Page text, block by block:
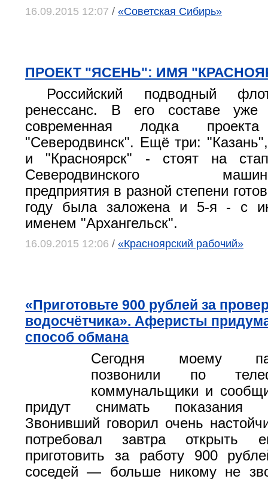
16.09.2015 12:07 / «Советская Сибирь»
ПРОЕКТ "ЯСЕНЬ": ИМЯ
Российский подводный
ренессанс. В его составе уже
современная лодка
"Северодвинск". Ещё три:
и "Красноярск" - стоят на
Северодвинского
предприятия в разной степени
году была заложена и 5-я - с
именем "Архангельск".
16.09.2015 12:06 / «Красноярский рабочий»
«Приготовьте 900 рублей за
водосчётчика». Аферисты
способ обмана
Сегодня моему
позвонили по
коммунальщики и
придут снимать показания
Звонивший говорил очень
потребовал завтра
приготовить за работу 900
соседей — больше никому не